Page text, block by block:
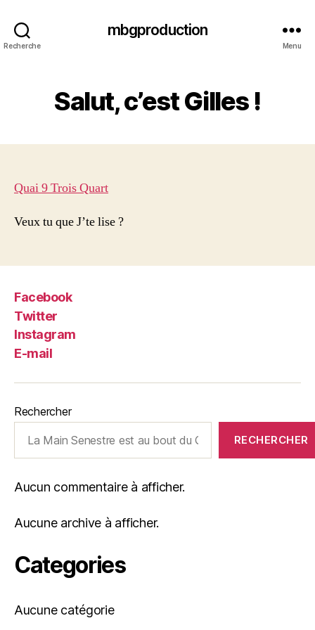
Recherche
mbgproduction
Menu
Salut, c’est Gilles !
Quai 9 Trois Quart
Veux tu que J’te lise ?
Facebook
Twitter
Instagram
E-mail
Rechercher
RECHERCHER
Aucun commentaire à afficher.
Aucune archive à afficher.
Categories
Aucune catégorie